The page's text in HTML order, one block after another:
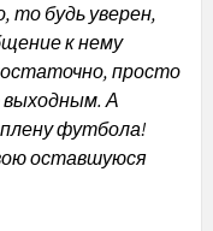
то будь уверен,
к нему
просто
выходным. А
футбола!
оставшуюся